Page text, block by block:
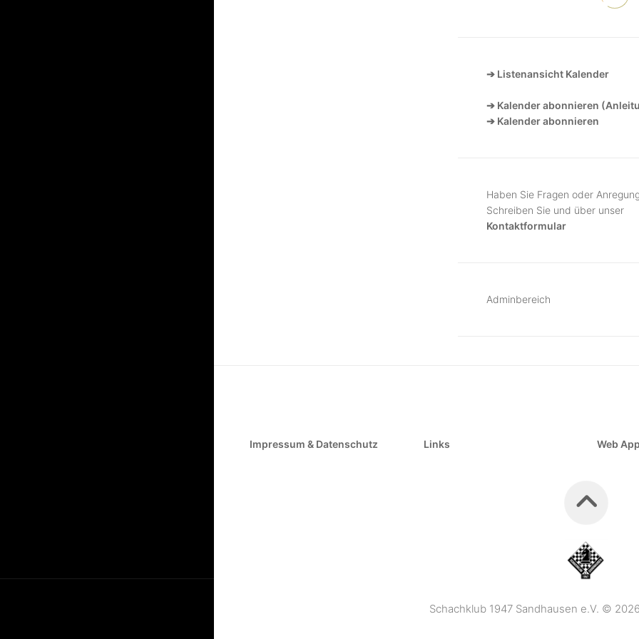
➔ Listenansicht Kalender
➔ Kalender abonnieren
➔ Kalender abonnieren
Haben Sie Fragen oder
Schreiben Sie und über unser
Kontaktformular
Adminbereich
Impressum & Datenschutz Links Web App
Schachklub 1947 Sandhausen e.V. ©